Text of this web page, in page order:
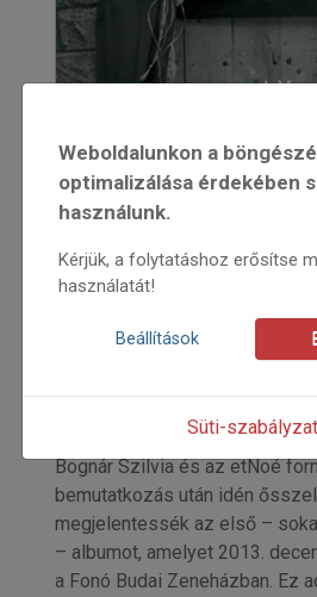
2013
Grozdits Károly
Bognár Szilvia és az etNoé
bemutatkozás után idén
megjelentessék az első –
– albumot, amelyet 2013.
a Fonó Budai Zeneházban. Ez
Weboldalunkon a
optimalizálása érdekében
használunk.
Kérjük, a folytatáshoz erősítse
használatát!
Beállítások
Süti-szabályzat